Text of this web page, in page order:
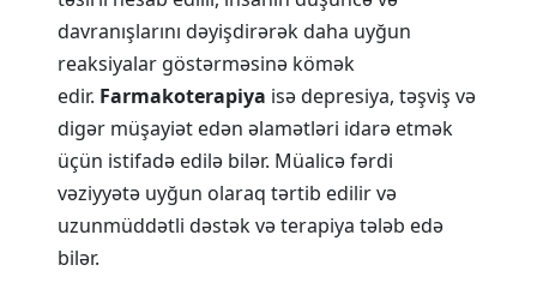
davranışlarını dəyişdirərək daha uyğun
reaksiyalar göstərməsinə kömək
edir. Farmakoterapiya isə depresiya, təşviş və
digər müşayiət edən əlamətləri idarə etmək
üçün istifadə edilə bilər. Müalicə fərdi
vəziyyətə uyğun olaraq tərtib edilir və
uzunmüddətli dəstək və terapiya tələb edə
bilər.